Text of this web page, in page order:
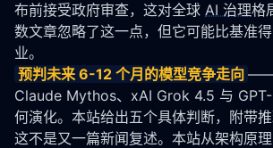
布前接受政府审查，这对全球 AI 治理格
数文章忽略了这一点，但它可能比基准
业。
预判未来 6-12 个月的模型竞争走向
Claude Mythos、xAI Grok 4.5 与
何演化。本站给出五个具体判断，附带推
这不是又一篇新闻复述。本站从架构原